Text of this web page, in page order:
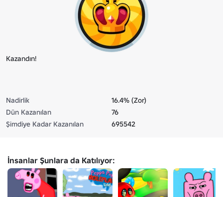
Kazandın!
Nadirlik
16.4% (Zor)
Dün Kazanılan
76
Şimdiye Kadar Kazanılan
695542
İnsanlar Şunlara da Katılıyor: